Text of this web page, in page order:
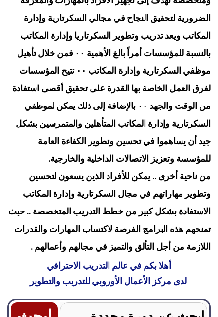
الضرورية لتحقيق النجاح في مجالي السكرتارية وإدارة
المكاتب ويعد تدريب وتطوير السكرتاريا وإدارة المكاتب
بالنسبة للمؤسسات أمراً بالغ الأهمية ٠٠ فمن خلال تأهيل
موظفي السكرتارية وإدارة المكاتب ٠٠ تتيح المؤسسات
لفرق العمل الخاصة بها القدرة على تحقيق أقصى استفادة
من الوقت والجهد ٠٠ بالإضافة إلى ذلك يمكن لموظفي
السكرتارية وإدارة المكاتب المتأهلين والمتمرسين بشكل
جيد أن يساهموا في تحسين وتطوير الكفاءة العامة
للمؤسسة وتعزيز الاتصالات الداخلية والخارجية.
من ناحية أخرى .. يمكن للأفراد الذين يسعون لتحسين
وتطوير مهاراتهم في مجال السكرتارية وإدارة المكاتب
الاستفادة بشكل كبير من خطط التدريب المتخصصة .. حيث
تمنحهم هذه البرامج الفرصة لاكتساب المهارات والقدرات
اللازمة من أجل التألق والتميز في مجالهم وأعمالهم .
أهلا بكم في عالم التدريب الاحترافي
لدى مركز الأعمال الأوروبي للتدريب والتطوير
Search
for: